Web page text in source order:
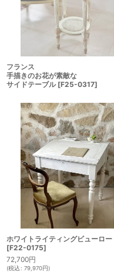
フランス
手描きのお花が素敵な
サイドテーブル [F25-0317]
ホワイトライティングビューロー
[F22-0175]
72,700円
(税込: 79,970円)